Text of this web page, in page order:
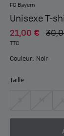
FC Bayern
Unisexe T-
21,00 €
TTC
Couleur: Noir
Taille